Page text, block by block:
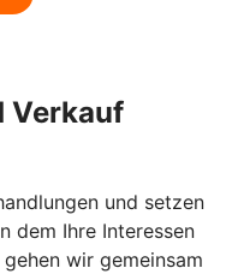
Verkauf
und setzen
dem Ihre Interessen
wir gemeinsam